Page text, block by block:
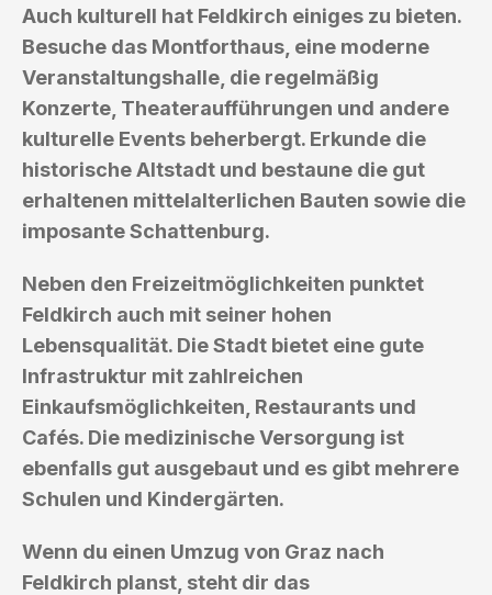
Auch kulturell hat Feldkirch einiges zu bieten.
Besuche das Montforthaus, eine moderne
Veranstaltungshalle, die regelmäßig
Konzerte, Theateraufführungen und andere
kulturelle Events beherbergt. Erkunde die
historische Altstadt und bestaune die gut
erhaltenen mittelalterlichen Bauten sowie die
imposante Schattenburg.
Neben den Freizeitmöglichkeiten punktet
Feldkirch auch mit seiner hohen
Lebensqualität. Die Stadt bietet eine gute
Infrastruktur mit zahlreichen
Einkaufsmöglichkeiten, Restaurants und
Cafés. Die medizinische Versorgung ist
ebenfalls gut ausgebaut und es gibt mehrere
Schulen und Kindergärten.
Wenn du einen Umzug von Graz nach
Feldkirch planst, steht dir das